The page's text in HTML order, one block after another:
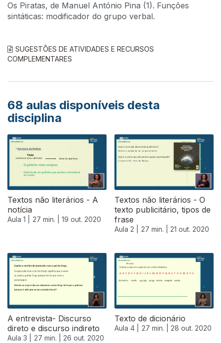
Os Piratas, de Manuel António Pina (1). Funções
sintáticas: modificador do grupo verbal.
SUGESTÕES DE ATIVIDADES E RECURSOS
COMPLEMENTARES
68 aulas disponíveis desta
disciplina
Textos não literários - A
notícia
Aula 1 | 27 min. | 19 out. 2020
Textos não literários - O
texto publicitário, tipos de
frase
Aula 2 | 27 min. | 21 out. 2020
A entrevista- Discurso
direto e discurso indireto
Aula 3 | 27 min. | 26 out. 2020
Texto de dicionário
Aula 4 | 27 min. | 28 out. 2020